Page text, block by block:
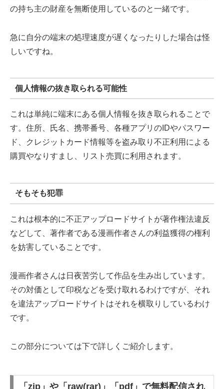
の持ち主の財産を無断使用しているのと一緒です。
急に自分の端末の処理速度が遅くなったりした場合は怪
しいですね。
個人情報の抜き取られる可能性
これは単純に端末にある個人情報を抜き取られることで
す。住所、氏名、携帯番号、各種アプリのIDやパスワー
ド、クレジットカード情報等を盗み取り不正利用による
購買やなりすまし、リスト売買に利用されます。
そもそも犯罪
これは根本的に不正アップロードサイトが著作権法違反
などして、著作者である漫画作者さんの利益獲得の権利
を妨害していることです。
漫画作者さんは日夜苦労して作品を生み出しています。
その対価として印税などを受け取れるわけですが、それ
を違法アップロードサイトはそれを横取りしているわけ
です。
この部分については下で詳しくご紹介します。
「zip」や「raw(rar)」「pdf」で無料配信され